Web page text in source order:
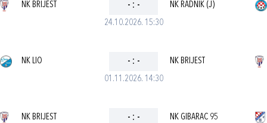
24.10.2026. 15:30
NK BRIJEST - : - NK RADNIK (J)
01.11.2026. 14:30
NK LIO - : - NK BRIJEST
NK BRIJEST - : - NK GIBARAC 95